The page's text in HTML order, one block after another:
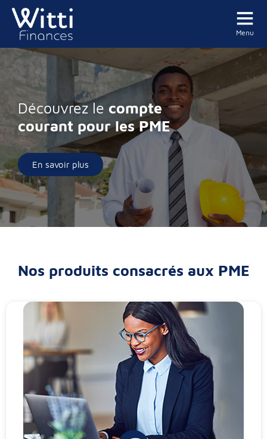
Menu
Découvrez le compte
courant pour les PME
En savoir plus
Nos produits consacrés aux PME